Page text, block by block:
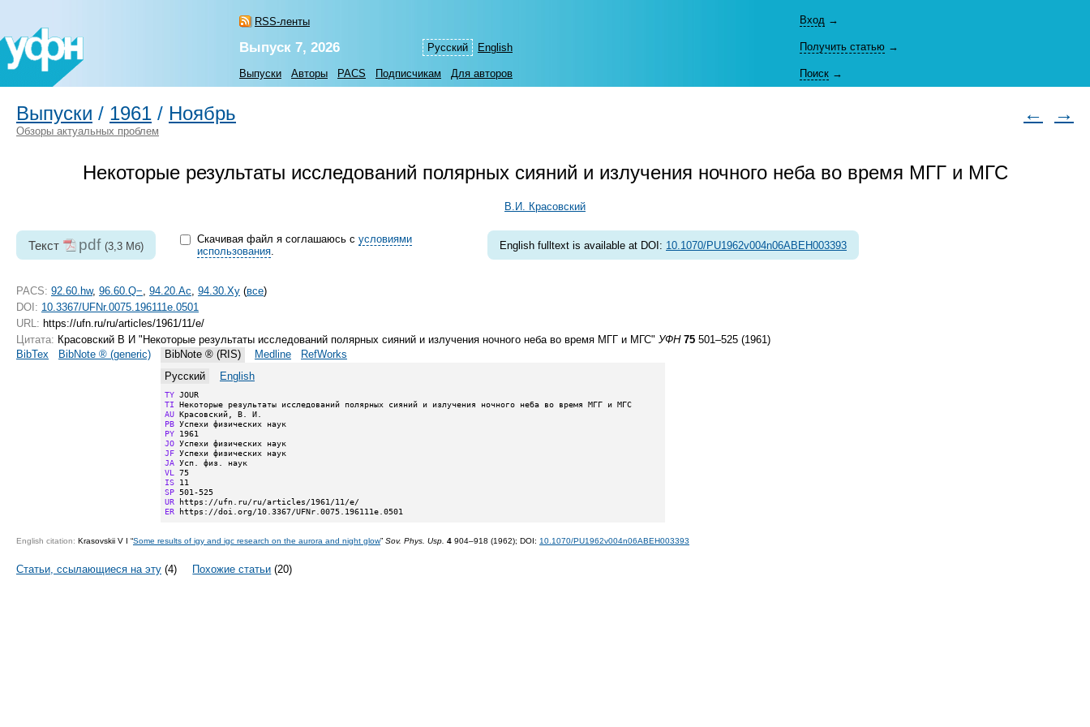
RSS-ленты
Русский English
Вход →
Выпуск 7, 2026 Получить статью →
Выпуски Авторы PACS Подписчикам Для авторов Поиск →
Выпуски / 1961 / Ноябрь ← →
Обзоры актуальных проблем
Некоторые результаты исследований полярных сияний и излучения ночного неба во время МГГ и МГС
В.И. Красовский
Текст pdf (3,3 Мб)
Скачивая файл я соглашаюсь с условиями
использования.
English fulltext is available at DOI: 10.1070/PU1962v004n06ABEH003393
PACS: 92.60.hw, 96.60.Q−, 94.20.Ac, 94.30.Xy (все)
DOI: 10.3367/UFNr.0075.196111e.0501
URL: https://ufn.ru/ru/articles/1961/11/e/
Цитата: Красовский В И "Некоторые результаты исследований полярных сияний и излучения ночного неба во время МГГ и МГС" УФН 75 501–525 (1961)
BibTex
BibNote ® (generic) BibNote ® (RIS) Medline
RefWorks
Русский
English
TY
TI
AU
PB
PY
JO
JF
JA
VL
IS
SP
UR
ER https://doi.org/10.3367/UFNr.0075.196111e.0501
English citation: Krasovskii V I “Some results of igy and igc research on the aurora and night glow” Sov. Phys. Usp. 4 904–918 (1962); DOI: 10.1070/PU1962v004n06ABEH003393
Статьи, ссылающиеся на эту (4) Похожие статьи (20)